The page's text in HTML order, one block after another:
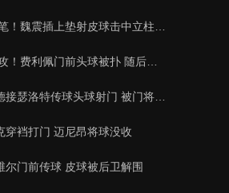
震插上垫射皮球击中立柱弹入网窝
利佩门前头球被扑 随后补射破门
瑟洛特传球头球射门 被门将没收
穿裆打门 迈尼昂将球没收
尔门前传球 皮球被后卫解围